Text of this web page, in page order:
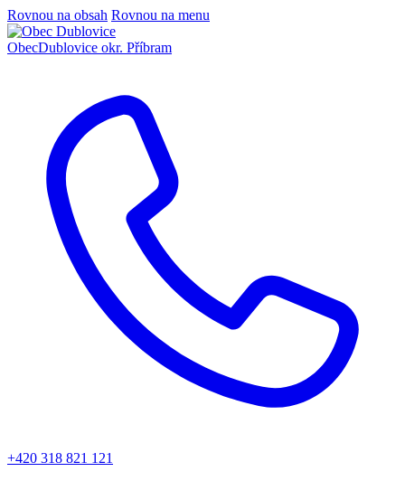
Rovnou na obsah Rovnou na menu
ObecDublovice okr. Příbram
+420 318 821 121